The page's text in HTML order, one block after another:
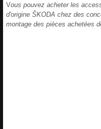
Vous pouvez acheter les
d'origine ŠKODA chez des
montage des pièces achetées